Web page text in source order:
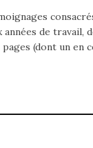
de travail,
(dont un en